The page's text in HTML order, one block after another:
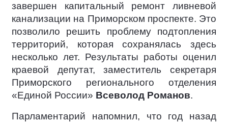
завершен капитальный ремонт ливневой
канализации на Приморском проспекте. Это
позволило решить проблему подтопления
территорий, которая сохранялась здесь
несколько лет. Результаты работы оценил
краевой депутат, заместитель секретаря
Приморского регионального отделения
«Единой России» Всеволод Романов.
Парламентарий напомнил, что год назад